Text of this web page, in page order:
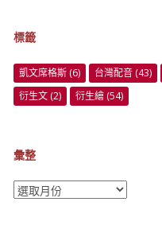
標籤
凱文席格斯 (6) 台灣配音 (43)
衍生文 (2) 衍生繪 (54)
彙整
彙